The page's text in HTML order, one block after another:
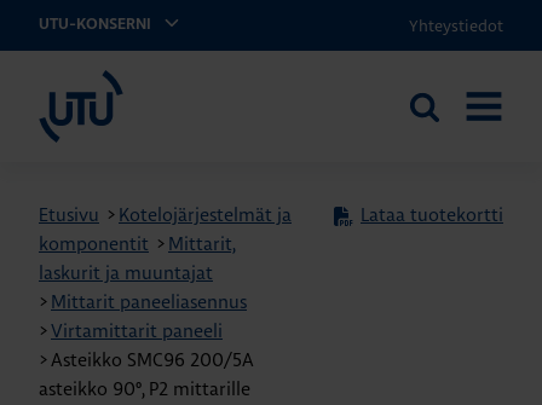
UTU-KONSERNI Yhteystiedot
Etsi
Etusivu > Kotelojärjestelmät ja
komponentit > Mittarit,
laskurit ja muuntajat
> Mittarit paneeliasennus
>Virtamittarit paneeli
>Asteikko SMC96 200/5A
asteikko 90º, P2 mittarille
Lataa tuotekortti